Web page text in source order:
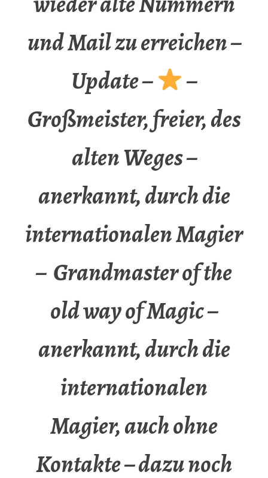
und Mail zu erreichen –
Update –
–
Großmeister, freier, des
alten Weges –
anerkannt, durch die
internationalen Magier
– Grandmaster of the
old way of Magic –
anerkannt, durch die
internationalen
Magier, auch ohne
Kontakte – dazu noch